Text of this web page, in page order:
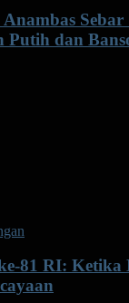
Anambas Sebar
Putih dan
81 RI: Ketika